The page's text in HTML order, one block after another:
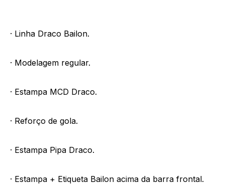
· Linha Draco Bailon.
· Modelagem regular.
· Estampa MCD Draco.
· Reforço de gola.
· Estampa Pipa Draco.
· Estampa + Etiqueta Bailon acima da barra frontal.